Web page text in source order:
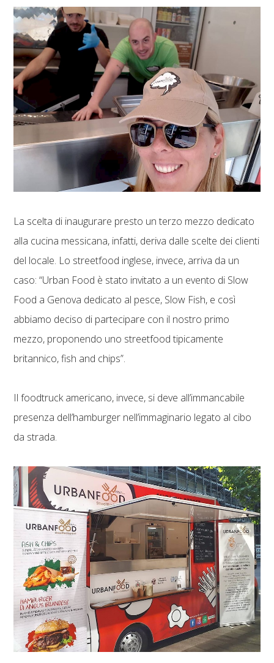
La scelta di inaugurare presto un terzo mezzo dedicato
alla cucina messicana, infatti, deriva dalle scelte dei clienti
del locale. Lo streetfood inglese, invece, arriva da un
caso: “Urban Food è stato invitato a un evento di Slow
Food a Genova dedicato al pesce, Slow Fish, e così
abbiamo deciso di partecipare con il nostro primo
mezzo, proponendo uno streetfood tipicamente
britannico, fish and chips”.
Il foodtruck americano, invece, si deve all’immancabile
presenza dell’hamburger nell’immaginario legato al cibo
da strada.